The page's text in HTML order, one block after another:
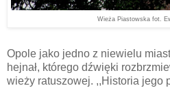
Wieża Piastowska fot.
Opole jako jedno z niewielu
hejnał, którego dźwięki
wieży ratuszowej. ,,Historia jego